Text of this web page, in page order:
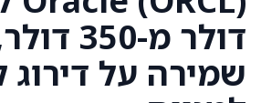
דולר מ-
שמירה על דירוג